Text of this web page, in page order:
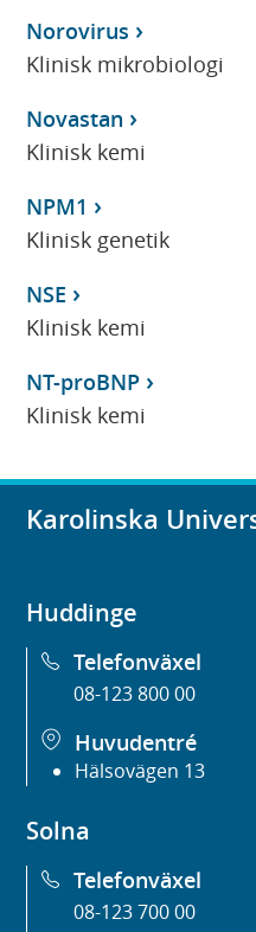
Norovirus
Klinisk mikrobiologi
Novastan
Klinisk kemi
NPM1
Klinisk genetik
NSE
Klinisk kemi
NT-proBNP
Klinisk kemi
Karolinska
Huddinge
Telefonväxel
08-123 800 00
Huvudentré
Hälsovägen 13
Solna
Telefonväxel
08-123 700 00